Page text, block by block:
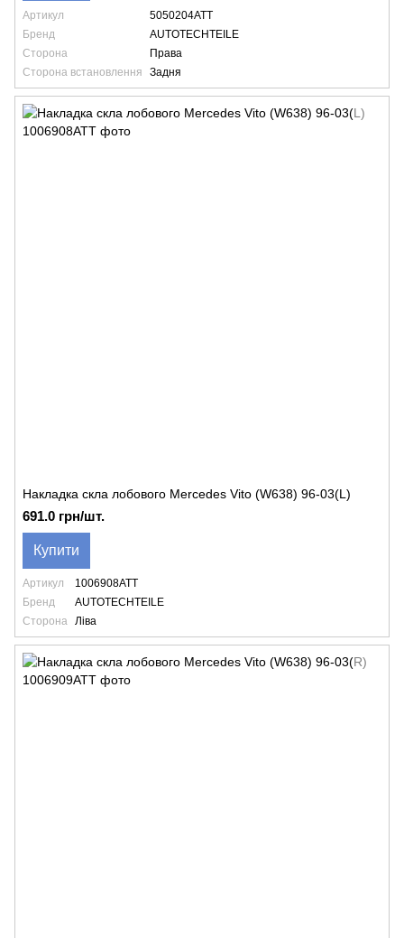
Артикул
5050204ATT
Бренд
AUTOTECHTEILE
Сторона
Права
Сторона встановлення
Задня
Накладка скла лобового Mercedes Vito (W638) 96-03(L)
691.0 грн/шт.
Купити
Артикул
1006908ATT
Бренд
AUTOTECHTEILE
Сторона Ліва